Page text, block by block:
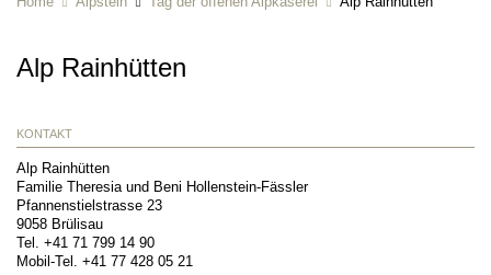
Alp Rainhütten
KONTAKT
Alp Rainhütten
Familie Theresia und Beni Hollenstein-Fässler
Pfannenstielstrasse 23
9058 Brülisau
Tel. +41 71 799 14 90
Mobil-Tel. +41 77 428 05 21